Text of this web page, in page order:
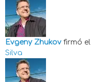
Evgeny Zhukov firmó el
Silva